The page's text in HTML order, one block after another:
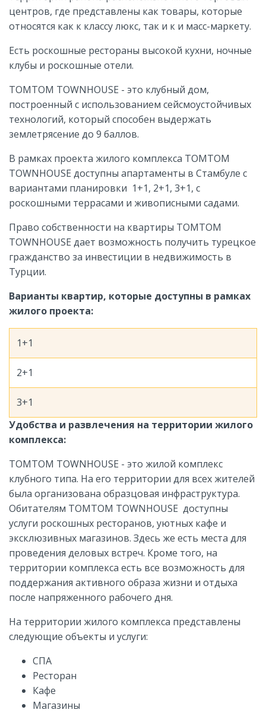
центров, где представлены как товары, которые
относятся как к классу люкс, так и к и масс-маркету.
Есть роскошные рестораны высокой кухни, ночные
клубы и роскошные отели.
TOMTOM TOWNHOUSE - это клубный дом,
построенный с использованием сейсмоустойчивых
технологий, который способен выдержать
землетрясение до 9 баллов.
В рамках проекта жилого комплекса TOMTOM
TOWNHOUSE доступны апартаменты в Стамбуле с
вариантами планировки 1+1, 2+1, 3+1, с
роскошными террасами и живописными садами.
Право собственности на квартиры TOMTOM
TOWNHOUSE дает возможность получить турецкое
гражданство за инвестиции в недвижимость в
Турции.
Варианты квартир, которые доступны в рамках
жилого проекта:
1+1
2+1
3+1
Удобства и развлечения на территории жилого
комплекса:
TOMTOM TOWNHOUSE - это жилой комплекс
клубного типа. На его территории для всех жителей
была организована образцовая инфраструктура.
Обитателям TOMTOM TOWNHOUSE доступны
услуги роскошных ресторанов, уютных кафе и
эксклюзивных магазинов. Здесь же есть места для
проведения деловых встреч. Кроме того, на
территории комплекса есть все возможность для
поддержания активного образа жизни и отдыха
после напряженного рабочего дня.
На территории жилого комплекса представлены
следующие объекты и услуги:
СПА
Ресторан
Кафе
Магазины